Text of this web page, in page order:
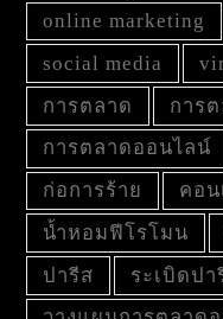
online marketing
social media
การตลาด
การ
การตลาดออนไลน์
ก่อการร้าย
คอน
น้ำหอมฟีโรโมน
ปารีส
ระเบิดปา